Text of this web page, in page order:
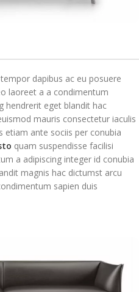
dapibus ac eu posuere
laoreet a a condimentum
hendrerit eget blandit hac
mauris consectetur iaculis
etiam ante sociis per conubia
quam suspendisse facilisi
a adipiscing integer id conubia
magnis hac dictumst arcu
sapien duis